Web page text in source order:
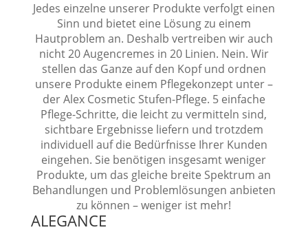
Jedes einzelne unserer Produkte verfolgt einen
Sinn und bietet eine Lösung zu einem
Hautproblem an. Deshalb vertreiben wir auch
nicht 20 Augencremes in 20 Linien. Nein. Wir
stellen das Ganze auf den Kopf und ordnen
unsere Produkte einem Pflegekonzept unter –
der Alex Cosmetic Stufen-Pflege. 5 einfache
Pflege-Schritte, die leicht zu vermitteln sind,
sichtbare Ergebnisse liefern und trotzdem
individuell auf die Bedürfnisse Ihrer Kunden
eingehen. Sie benötigen insgesamt weniger
Produkte, um das gleiche breite Spektrum an
Behandlungen und Problemlösungen anbieten
zu können – weniger ist mehr!
ALEGANCE